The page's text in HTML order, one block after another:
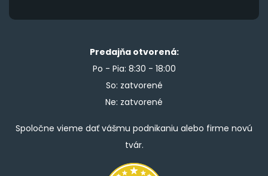
Predajňa otvorená:
Po - Pia: 8:30 - 18:00
So: zatvorené
Ne: zatvorené
Spoločne vieme dať vášmu podnikaniu alebo firme novú
tvár.